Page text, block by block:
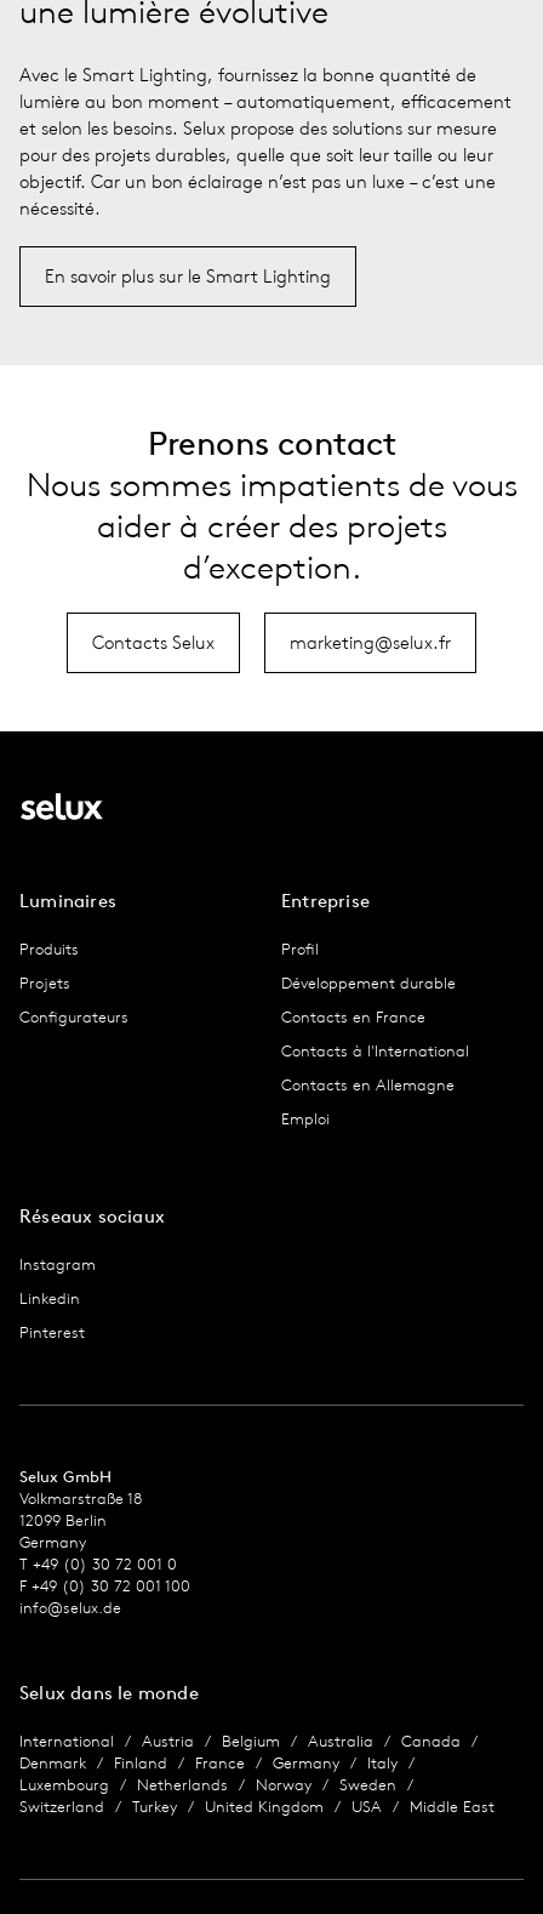
une lumière évolutive
Avec le Smart Lighting, fournissez la bonne quantité de
lumière au bon moment – automatiquement, efficacement
et selon les besoins. Selux propose des solutions sur mesure
pour des projets durables, quelle que soit leur taille ou leur
objectif. Car un bon éclairage n’est pas un luxe – c’est une
nécessité.
En savoir plus sur le Smart Lighting
Prenons contact
Nous sommes impatients de vous
aider à créer des projets
d’exception.
Contacts Selux marketing@selux.fr
Luminaires
Produits
Projets
Configurateurs
Entreprise
Profil
Développement durable
Contacts en France
Contacts à l'International
Contacts en Allemagne
Emploi
Réseaux sociaux
Instagram
Linkedin
Pinterest
Selux GmbH
Volkmarstraße 18
12099 Berlin
Germany
T +49 (0) 30 72 001 0
F +49 (0) 30 72 001 100
info@selux.de
Selux dans le monde
International Austria Belgium Australia
Canada
Denmark
Finland France Germany
Italy
Luxembourg
Netherlands Norway
Sweden
Switzerland
Turkey United Kingdom USA Middle East